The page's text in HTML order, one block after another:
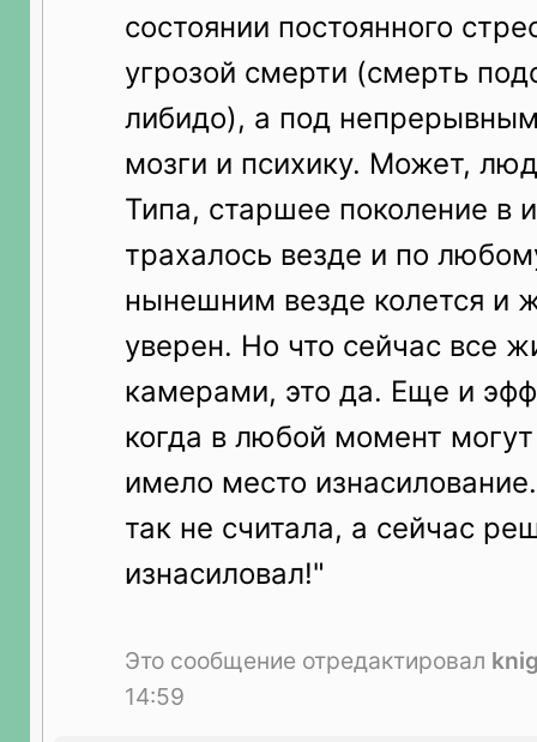
состоянии постоянного
угрозой смерти (смерть
либидо), а под
мозги и психику. Может,
Типа, старшее поколение в
трахалось везде и по
нынешним везде колется и
уверен. Но что сейчас все
камерами, это да. Еще и
когда в любой момент могут
имело место
так не считала, а сейчас
изнасиловал!"
Это сообщение отредактировал
14:59